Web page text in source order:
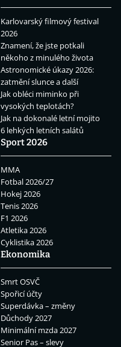
Karlovarský filmový festival
2026
Znamení, že jste potkali
někoho z minulého života
Astronomické úkazy 2026:
zatmění slunce a další
Jak obléci miminko při
vysokých teplotách?
Jak na dokonalé letní mojito
6 lehkých letních salátů
Sport 2026
MMA
Fotbal 2026/27
Hokej 2026
Tenis 2026
F1 2026
Atletika 2026
Cyklistika 2026
Ekonomika
Smrt OSVČ
Spořicí účty
Superdávka – změny
Důchody 2027
Minimální mzda 2027
Senior Pas – slevy